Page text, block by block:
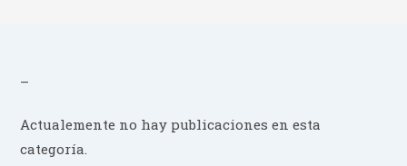
–
Actualemente no hay publicaciones en esta
categoría.